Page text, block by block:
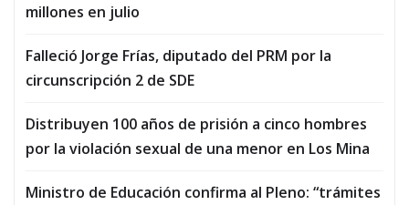
millones en julio
Falleció Jorge Frías, diputado del PRM por la
circunscripción 2 de SDE
Distribuyen 100 años de prisión a cinco hombres
por la violación sexual de una menor en Los Mina
Ministro de Educación confirma al Pleno: “trámites